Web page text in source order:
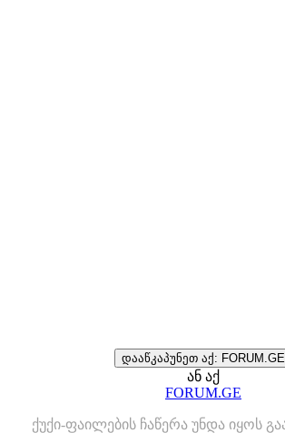
დააწკაპუნეთ აქ: FORUM.GE
ან აქ
FORUM.GE
ქუქი-ფაილების ჩაწერა უნდა იყოს